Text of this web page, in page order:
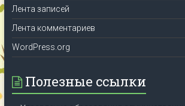
Лента записей
Лента комментариев
WordPress.org
Полезные ссылки